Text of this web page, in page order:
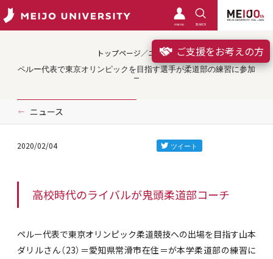
meimo SEARCH
ご支援をお考えの方
トップページ／ニュース
ペルー代表で東京オリンピックを目指す選手が柔道部の練習に参加
ニュース
2020/02/04
高校時代のライバルが鬼頭柔道部コーチ
ペルー代表で東京オリンピック柔道競技への出場を目指す山本
ダリルさん（23）＝愛知県常滑市在住＝が本学柔道部の練習に